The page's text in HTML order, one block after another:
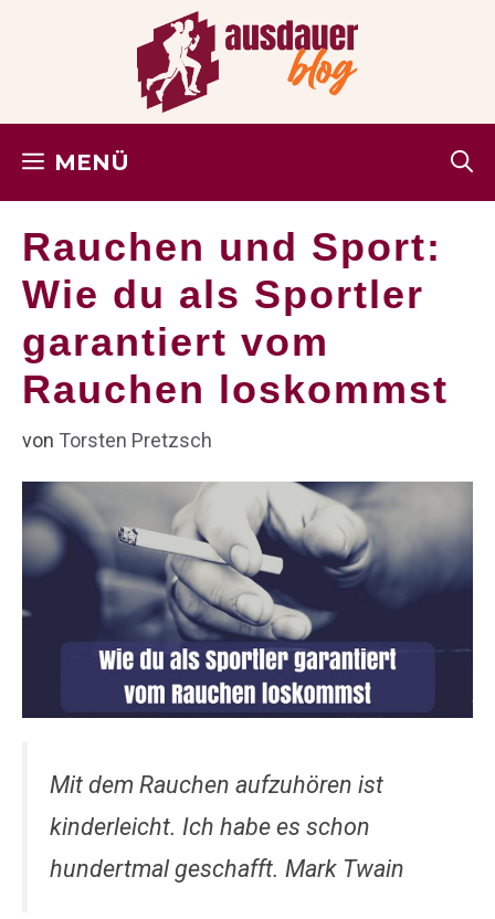
MENÜ
Rauchen und Sport:
Wie du als Sportler
garantiert vom
Rauchen loskommst
von Torsten Pretzsch
Mit dem Rauchen aufzuhören ist
kinderleicht. Ich habe es schon
hundertmal geschafft. Mark Twain